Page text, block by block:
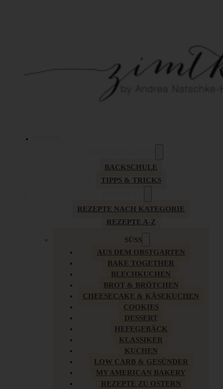
BACKSCHULE
TIPPS & TRICKS
REZEPTE NACH KATEGORIE
REZEPTE A-Z
SÜSS
AUS DEM OBSTGARTEN
BAKE TOGETHER
BLECHKUCHEN
BROT & BRÖTCHEN
CHEESECAKE & KÄSEKUCHEN
COOKIES
DESSERT
HEFEGEBÄCK
KLASSIKER
KUCHEN
LOW CARB & GESÜNDER
MY AMERICAN BAKERY
REZEPTE ZU OSTERN